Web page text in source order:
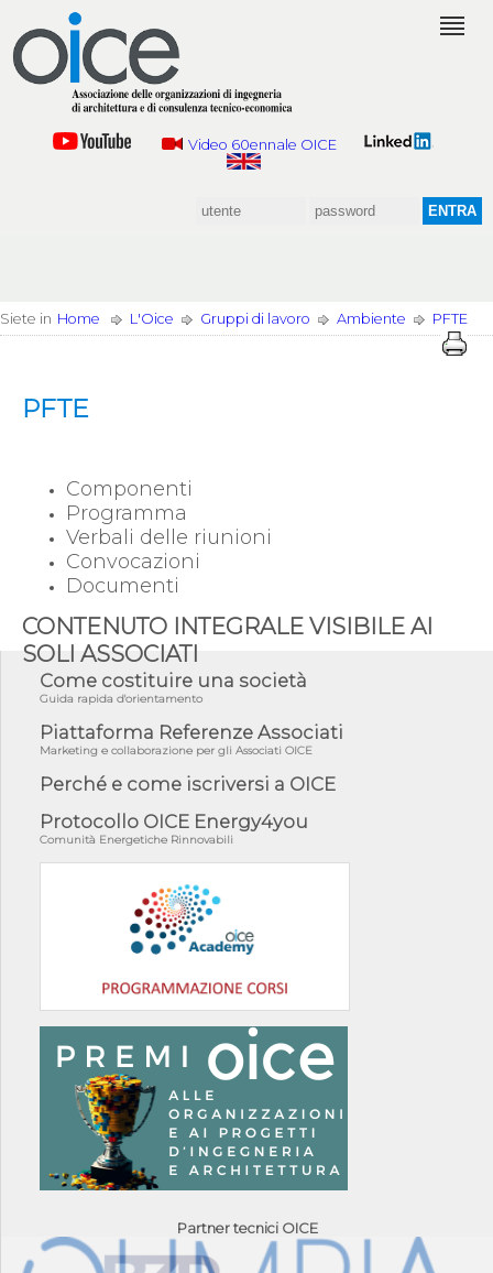
Video 60ennale OICE
Siete in Home L'Oice Gruppi di lavoro Ambiente PFTE
PFTE
Componenti
Programma
Verbali delle riunioni
Convocazioni
Documenti
CONTENUTO INTEGRALE VISIBILE AI
SOLI ASSOCIATI
Come costituire una società
Guida rapida d'orientamento
Piattaforma Referenze Associati
Marketing e collaborazione per gli Associati OICE
Perché e come iscriversi a OICE
Protocollo OICE Energy4you
Comunità Energetiche Rinnovabili
Partner tecnici OICE